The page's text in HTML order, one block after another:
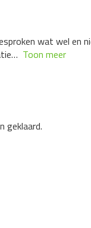
wat wel en
Toon meer
geklaard.